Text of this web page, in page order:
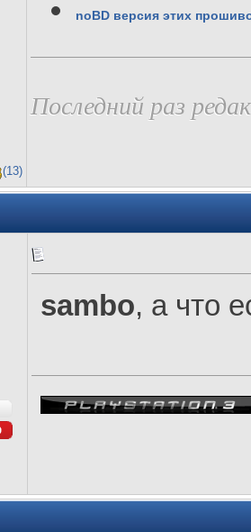
noBD версия этих
Последний раз
(13)
sambo, а что